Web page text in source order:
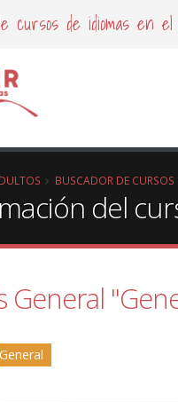
cursos de idiomas en
BUSCADOR DE CURSOS
del
General
General